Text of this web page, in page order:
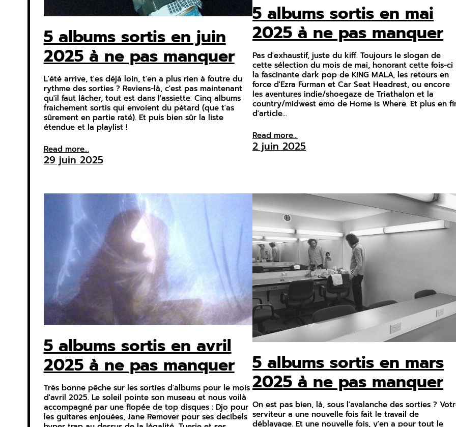
5 albums sortis en juin
2025 à ne pas manquer
L'été arrive, t'es déjà loin, t'en a plus rien à foutre du
rythme des sorties ? Reviens-là, c'est pas maintenant
qu'il faut lâcher, tout est dans l'assiette. Cinq albums
fraichement sortis qui envoient du pétard (que t'as
sûrement en partie raté). Et puis bien sûr la liste
étendue et la playlist !
Read more...
29 juin 2025
5 albums sortis en mai
2025 à ne pas manquer
Pas d'exhaustif, juste du kiff. Toujours le slogan de
cette sélection du mois de mai, honorant cette fois-ci
la fascinante dark pop de KiNG MALA, les retours en
force d'Ezra Furman et Car Seat Headrest, ou encore
les aventures indie/shoegaze de Triathalon et la
country/midwest emo de Home Is Where. Et plus en
d'article…
Read more...
2 juin 2025
5 albums sortis en avril
2025 à ne pas manquer
Très bonne pêche sur les sorties d'albums pour le mois
d'avril 2025. Le soleil pointe son museau et nous voilà
accompagné par une flopée de top disques : Djo pour
les guitares enjouées, Jane Remover pour ses decibels
5 albums sortis en mars
2025 à ne pas manquer
On est pas bien, là, sous l'avalanche des sorties ?
serviteur a une nouvelle fois fait le travail de
déblayage. Et une nouvelle fois, y'en a pour tout le